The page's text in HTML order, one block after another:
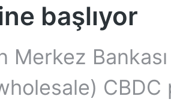
başlıyor
Merkez Bankası
CBDC